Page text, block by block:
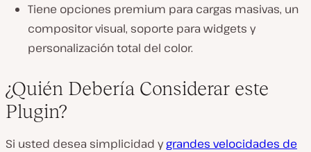
Tiene opciones premium para cargas masivas, un
compositor visual, soporte para widgets y
personalización total del color.
¿Quién Debería Considerar este
Plugin?
Si usted desea simplicidad ygrandes velocidades de